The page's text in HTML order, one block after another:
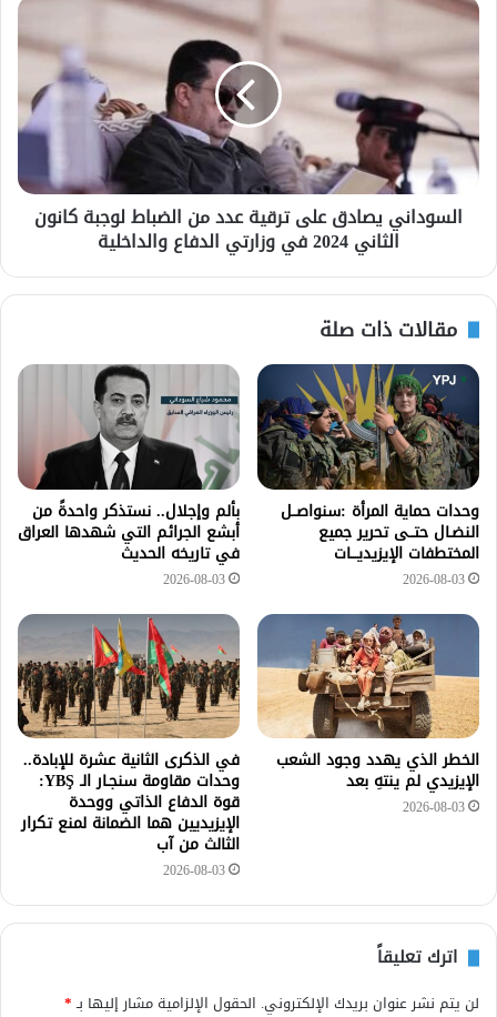
السوداني يصادق على ترقية عدد من الضباط لوجبة كانون
الثاني 2024 في وزارتي الدفاع والداخلية
مقالات ذات صلة
وحدات حماية المرأة :سنواصــل
النضـال حتــى تحرير جميع
المختطفات الإيزيديـــات
2026-08-03
بألم وإجلال.. نستذكر واحدةً من
أبشع الجرائم التي شهدها العراق
في تاريخه الحديث
2026-08-03
الخطر الذي يهدد وجود الشعب
الإيزيدي لم ينتهِ بعد
2026-08-03
في الذكرى الثانية عشرة للإبادة..
وحدات مقاومة سنجـار الـ YBŞ:
قوة الدفاع الذاتي ووحدة
الإيزيديين هما الضمانة لمنع تكرار
الثالث من آب
2026-08-03
اترك تعليقاً
لن يتم نشر عنوان بريدك الإلكتروني. الحقول الإلزامية مشار إليها بـ*